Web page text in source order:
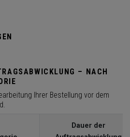
– NACH
Ihrer Bestellung vor dem
Dauer der